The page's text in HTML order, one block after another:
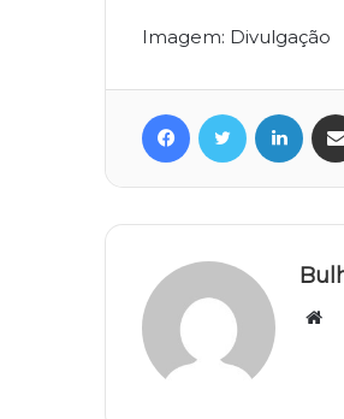
Imagem: Divulgação
FacebookTwitter